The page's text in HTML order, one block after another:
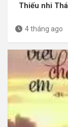
Thiếu nhi
4 tháng ago